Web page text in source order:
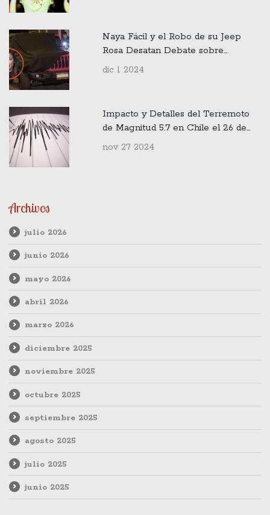
Naya Fácil y el Robo de su Jeep
Rosa Desatan Debate sobre
Privacidad y Seguridad en Redes
dic 1 2024
Impacto y Detalles del Terremoto
de Magnitud 5.7 en Chile el 26 de
Noviembre de 2024
nov 27 2024
Archivos
julio 2026
junio 2026
mayo 2026
abril 2026
marzo 2026
diciembre 2025
noviembre 2025
octubre 2025
septiembre 2025
agosto 2025
julio 2025
junio 2025